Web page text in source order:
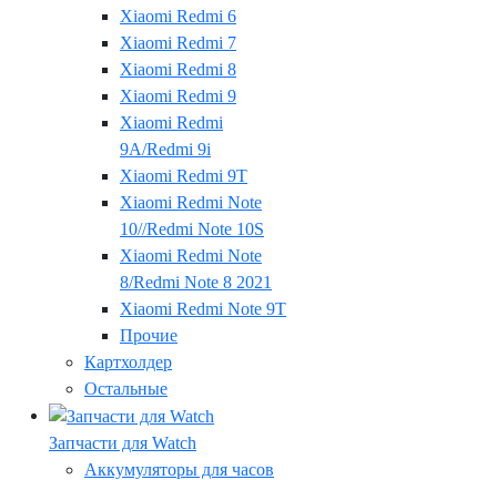
Xiaomi Redmi 6
Xiaomi Redmi 7
Xiaomi Redmi 8
Xiaomi Redmi 9
Xiaomi Redmi
9A/Redmi 9i
Xiaomi Redmi 9T
Xiaomi Redmi Note
10//Redmi Note 10S
Xiaomi Redmi Note
8/Redmi Note 8 2021
Xiaomi Redmi Note 9T
Прочие
Картхолдер
Остальные
Запчасти для Watch
Аккумуляторы для часов